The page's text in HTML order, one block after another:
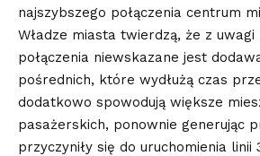
najszybszego połączenia centrum
Władze miasta twierdzą, że z
połączenia niewskazane jest
pośrednich, które wydłużą czas
dodatkowo spowodują większe
pasażerskich, ponownie generując
przyczyniły się do uruchomienia linii